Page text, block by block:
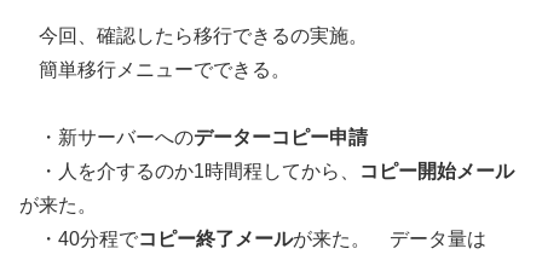
今回、確認したら移行できるの実施。
簡単移行メニューでできる。
・新サーバーへのデーターコピー申請
・人を介するのか1時間程してから、
コピー開始メール
が来た。
・40分程でコピー終了メールが来た。 データ量は